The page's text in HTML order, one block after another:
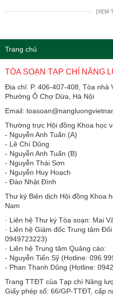
[XEM
Trang chủ
TÒA SOẠN TẠP CHÍ NĂNG
Địa chỉ: P. 406-407-408, Tòa nhà
Phường Ô Chợ Dừa, Hà Nội
Email:
Thường trực Hội đồng Khoa học
​​​​​​- Nguyễn Anh Tuấn (A)
- Lê Chí Dũng
- Nguyễn Anh Tuấn (B)
- Nguyễn Thái Sơn
- Nguyễn Huy Hoạch
- Đào Nhật Đình
Thư ký Biên dịch Hội đồng Khoa
Nam
· Liên hệ Thư ký Tòa soạn: Mai
· Liên hệ Giám đốc Trung tâm
0949723223)
· Liên hệ Trung tâm Quảng cáo:
- Nguyễn Tiến Sỹ (Hotline:
- Phan Thanh Dũng (Hotline:
Trang TTĐT của Tạp chí Năng
Giấy phép số: 66/GP-TTĐT, cấp